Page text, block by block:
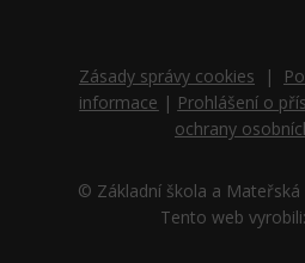
Zásady správy cookies |
informace | Prohlášení o
ochrany
© Základní škola a
Tento web vyrobili: